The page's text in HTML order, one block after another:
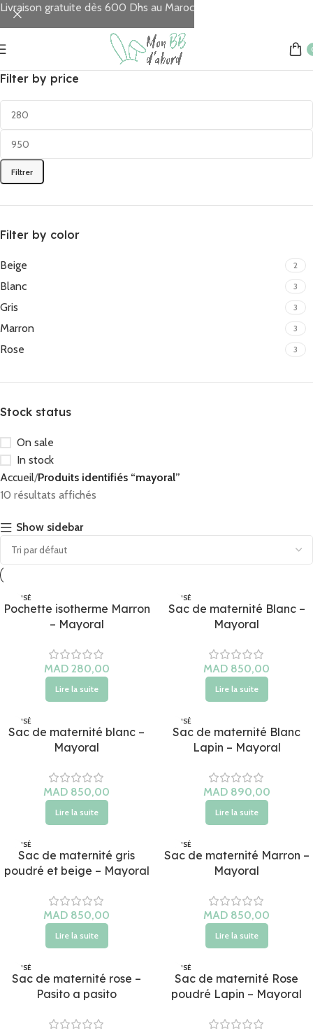
Filter by price
Filtrer
Filter by color
Beige 2
Blanc 3
Gris 3
Marron 3
Rose 3
Stock status
On sale
In stock
Accueil Produits identifiés “mayoral”
10 résultats affichés
Show sidebar
ÉPUISÉ
Pochette isotherme Marron
– Mayoral
MAD
Lire la suite
ÉPUISÉ
Sac de maternité Blanc –
Mayoral
MAD
Lire la suite
ÉPUISÉ
Sac de maternité blanc –
Mayoral
MAD
Lire la suite
ÉPUISÉ
Sac de maternité Blanc
Lapin – Mayoral
MAD
Lire la suite
ÉPUISÉ
Sac de maternité gris
poudré et beige – Mayoral
MAD
Lire la suite
ÉPUISÉ
Sac de maternité Marron –
Mayoral
MAD
Lire la suite
ÉPUISÉ
Sac de maternité rose –
Pasito a pasito
ÉPUISÉ
Sac de maternité Rose
poudré Lapin – Mayoral
Livraison gratuite dès 600 Dhs au Maroc